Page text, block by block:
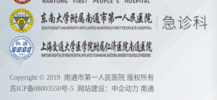
Copyright © 2019 南通市第一人民医院 版权所有
苏ICP备08003550号-5 网站建设： 中企动力 南通